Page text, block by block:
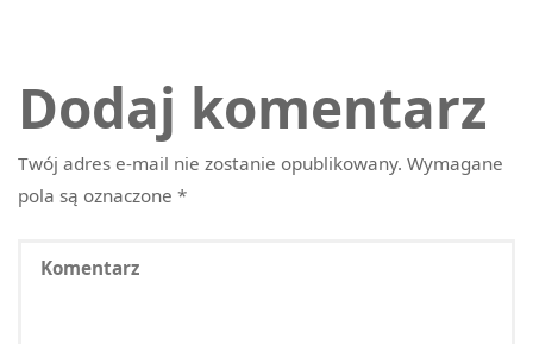
Dodaj komentarz
Twój adres e-mail nie zostanie opublikowany. Wymagane
pola są oznaczone*